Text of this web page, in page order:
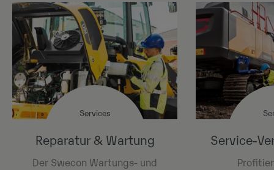
Services
Reparatur & Wartung
Der Swecon Wartungs- und
Service-